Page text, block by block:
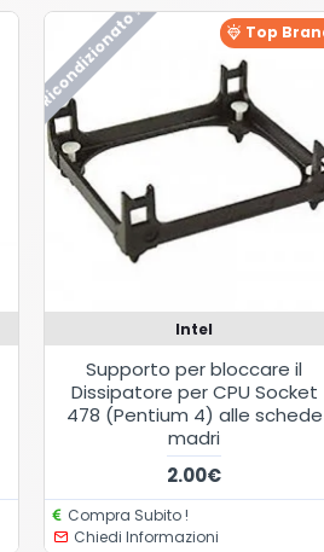
Top
Ricondizionato !
Intel
Supporto per bloccare il
Dissipatore per CPU Socket
478 (Pentium 4) alle schede
madri
2.00€
Compra Subito !
Chiedi Informazioni